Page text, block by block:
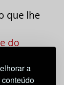
a
que lhe
do